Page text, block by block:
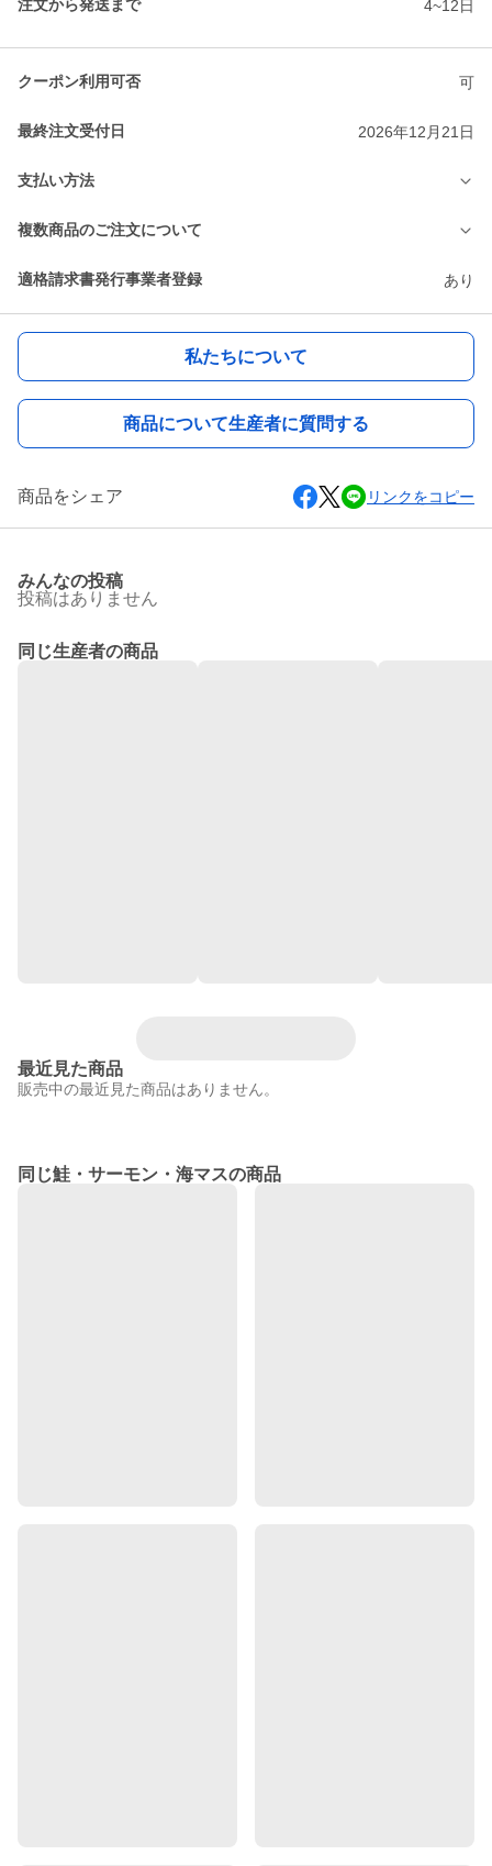
注文から発送まで 4~12日
クーポン利用可否 可
最終注文受付日 2026年12月21日
支払い方法
複数商品のご注文について
適格請求書発行事業者登録 あり
私たちについて
商品について生産者に質問する
商品をシェア リンクをコピー
みんなの投稿
投稿はありません
同じ生産者の商品
最近見た商品
販売中の最近見た商品はありません。
同じ鮭・サーモン・海マスの商品